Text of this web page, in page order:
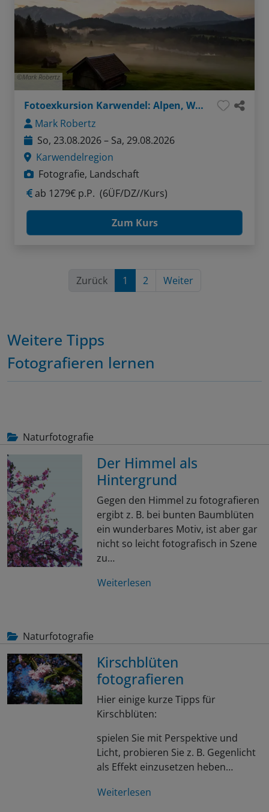
Mark Robertz
Fotoexkursion Karwendel: Alpen, Wasser, Felsen
Mark Robertz
So, 23.08.2026 – Sa, 29.08.2026
Karwendelregion
Fotografie, Landschaft
ab 1279€ p.P. (6ÜF/DZ//Kurs)
Zum Kurs
Zurück 1 2 Weiter
Weitere Tipps
Fotografieren lernen
Naturfotografie
Der Himmel als
Hintergrund
Gegen den Himmel zu fotografieren
ergibt z. B. bei bunten Baumblüten
ein wunderbares Motiv, ist aber gar
nicht so leicht fotografisch in Szene
zu…
Weiterlesen
Naturfotografie
Kirschblüten
fotografieren
Hier einige kurze Tipps für
Kirschblüten:
spielen Sie mit Perspektive und
Licht, probieren Sie z. B. Gegenlicht
als Effekt einzusetzen heben…
Weiterlesen